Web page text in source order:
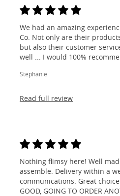
We had an amazing
Co. Not only are their
but also their customer
well ... I would 100%
Stephanie
Read full review
Nothing flimsy here! Well
assemble. Delivery within a
communications. Great
GOOD, GOING TO ORDER